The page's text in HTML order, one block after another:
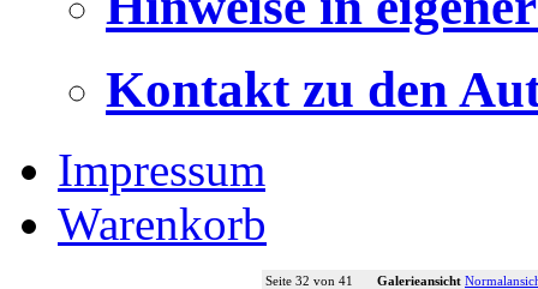
Kontakt zu den
Impressum
Warenkorb
Seite 32 von 41 Galerieansicht